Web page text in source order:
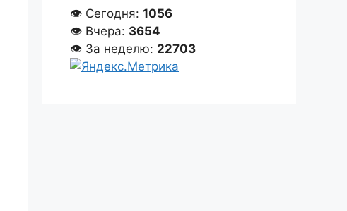
👁 Сегодня: 1056
👁 Вчера: 3654
👁 За неделю: 22703